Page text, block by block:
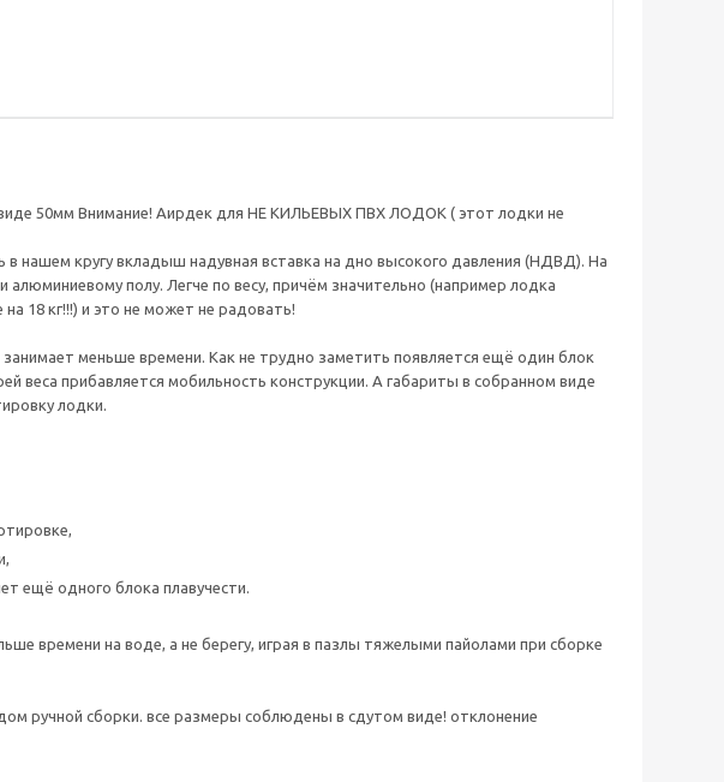
50мм Внимание! Аирдек для НЕ КИЛЬЕВЫХ ПВХ ЛОДОК ( этот лодки не
в нашем кругу вкладыш надувная вставка на дно высокого давления (НДВД). На
полу. Легче по весу, причём значительно (например лодка
18 кг!!!) и это не может не радовать!
меньше времени. Как не трудно заметить появляется ещё один блок
веса прибавляется мобильность конструкции. А габариты в собранном виде
лодки.
ещё одного блока плавучести.
времени на воде, а не берегу, играя в пазлы тяжелыми пайолами при сборке
ручной сборки. все размеры соблюдены в сдутом виде! отклонение